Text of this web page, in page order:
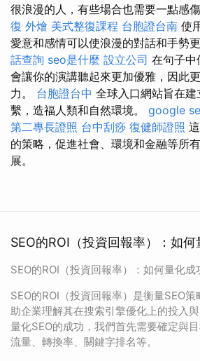
很浪漫的人，有些場合也需要一點感傷
復 外燴 美式整復課程 台胞證台南 使
愛意和感情可以使浪漫的對話和手勢
話查詢 seo是什麼 設立公司 在句子中
會讓你的演講聽起來更加優雅，因此
力。 台胞證台中 全球入口網站旨在
繫，造福人類和自然環境。 google
第二專長證照 台中刮痧 復健師證照
的策略，促進社會、環境和金融等所
展。
SEO的ROI（投資回報率）：如
SEO的ROI（投資回報率）：如何量化成
SEO的ROI（投資回報率）是衡量SEO
助企業理解其在搜索引擎優化上的投入
量化SEO的成功，我們首先需要確定與
流量、轉換率、關鍵字排名等。